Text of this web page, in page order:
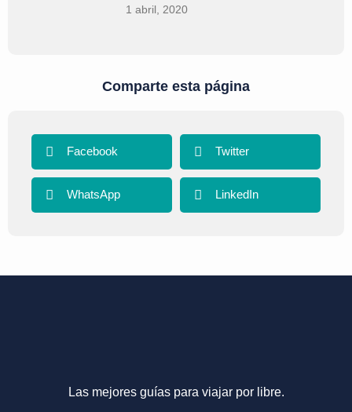
1 abril, 2020
Comparte esta página
Facebook Twitter
WhatsApp LinkedIn
Las mejores guías para viajar por libre.